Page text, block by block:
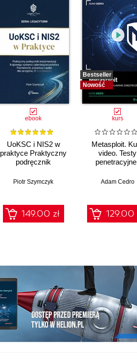
ebook
UoKSC i NIS2 w
praktyce Praktyczny
podręcznik
Krajowego Systemu
procedury, audyt dla
zarządów, IT i
compliance
Piotr Szymczyk
149.00 zł
Bestseller
Nowość
kurs
Metasploit.
video. Testy
zabezpieczeń
Adam Cedro
129.00